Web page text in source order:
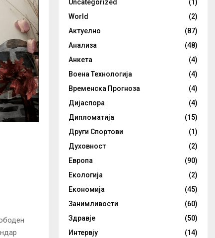
Uncategorized
(1)
World
(2)
Актуелно
(87)
Анализа
(48)
Анкета
(4)
Воена Технологија
(4)
Временска Прогноза
(4)
Дијаспора
(4)
Дипломатија
(15)
Други Спортови
(1)
Духовност
(2)
Европа
(90)
Екологија
(2)
Економија
(45)
Занимливости
(60)
Здравје
(50)
Интервју
(14)